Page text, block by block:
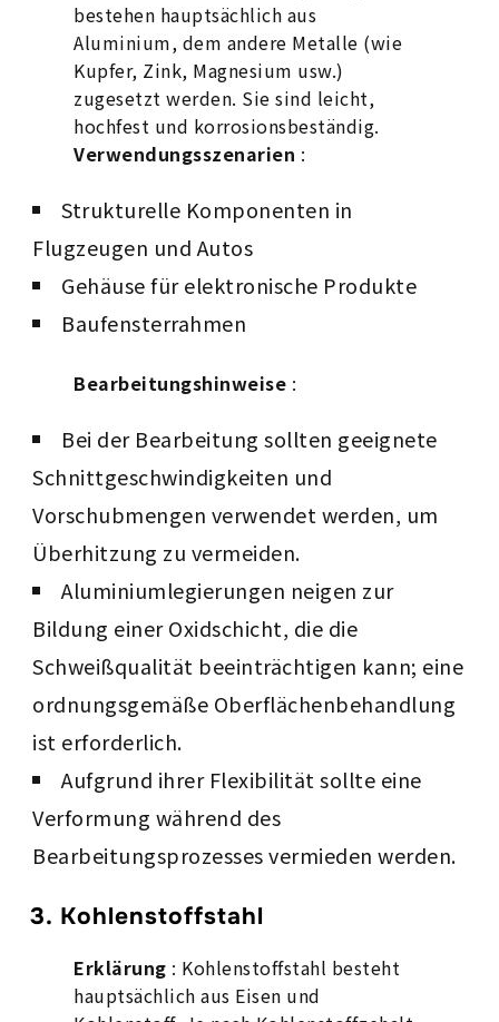
bestehen hauptsächlich aus
Aluminium, dem andere Metalle (wie
Kupfer, Zink, Magnesium usw.)
zugesetzt werden. Sie sind leicht,
hochfest und korrosionsbeständig.
Verwendungsszenarien :
Strukturelle Komponenten in
Flugzeugen und Autos
Gehäuse für elektronische Produkte
Baufensterrahmen
Bearbeitungshinweise :
Bei der Bearbeitung sollten geeignete
Schnittgeschwindigkeiten und
Vorschubmengen verwendet werden, um
Überhitzung zu vermeiden.
Aluminiumlegierungen neigen zur
Bildung einer Oxidschicht, die die
Schweißqualität beeinträchtigen kann; eine
ordnungsgemäße Oberflächenbehandlung
ist erforderlich.
Aufgrund ihrer Flexibilität sollte eine
Verformung während des
Bearbeitungsprozesses vermieden werden.
3. Kohlenstoffstahl
Erklärung : Kohlenstoffstahl besteht
hauptsächlich aus Eisen und